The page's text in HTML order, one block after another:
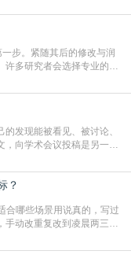
心的策略与扎实的工作。本
一、精准定位是成功的第
步。紧随其后的修改与润
多研究者会选择专业的语
系统、高效地打磨自己的论
是每位研究者值得投入学
发现能被看见、被讨论、
向学术会议投稿是另一个
本篇AEIC学术交流中心小编
的传播与反馈学术会议通
？
合哪些场景用说真的，写过
手动改重复改到凌晨两三
对工具，半天就能搞定你两
果你符合下面这些场景，